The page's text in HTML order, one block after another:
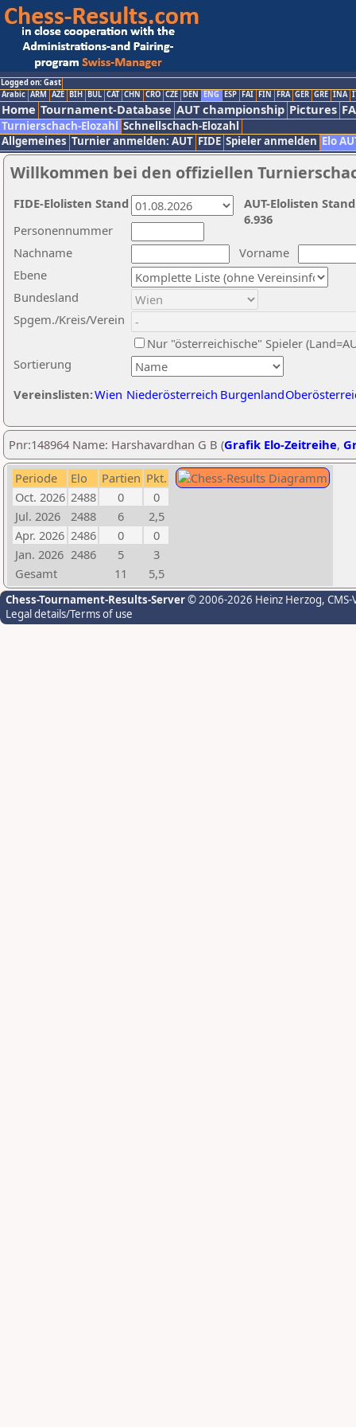
Logged on: Gast
Arabic ARM AZE BIH BUL CAT CHN CRO CZE DEN ENG ESP FAI FIN FRA GER GRE INA
Home Tournament-Database AUT championship Pictures
Turnierschach-Elozahl Schnellschach-Elozahl
Allgemeines Turnier anmelden: AUT FIDE Spieler anmelden Elo
Willkommen bei den offiziellen
Nachname
Vorname
Ebene
Sortierung
Personennummer
Bundesland
Spgem./Kreis/Verein
Nur "österreichische" Spieler
Vereinslisten:Wien Niederösterreich Burgenland
AUT-Elolisten
6.936
FIDE-Elolisten Stand
Pnr:148964 Name: Harshavardhan G B (Grafik Elo-Zeitreihe,
Periode Elo Partien Pkt.
Oct. 2026 2488 0
0
Jul. 2026
2488 6
2,5
Apr. 2026 2486 0
0
Jan. 2026 2486 5
3
Gesamt
11 5,5
Chess-Tournament-Results-Server© 2006-2026 Heinz Herzog,
Legal details/Terms of use